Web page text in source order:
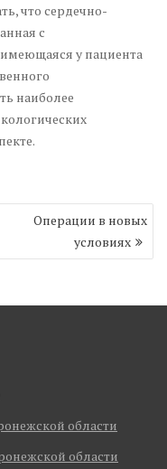
что сердечно-
с
у пациента
наиболее
Операции в новых
условиях
области
области